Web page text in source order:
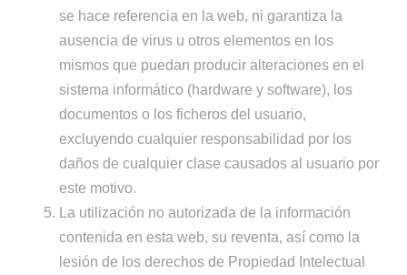
se hace referencia en la web, ni garantiza la
ausencia de virus u otros elementos en los
mismos que puedan producir alteraciones en el
sistema informático (hardware y software), los
documentos o los ficheros del usuario,
excluyendo cualquier responsabilidad por los
daños de cualquier clase causados al usuario por
este motivo.
La utilización no autorizada de la información
contenida en esta web, su reventa, así como la
lesión de los derechos de Propiedad Intelectual